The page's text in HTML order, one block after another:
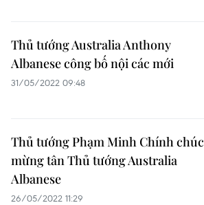
Thủ tướng Australia Anthony
Albanese công bố nội các mới
31/05/2022 09:48
Thủ tướng Phạm Minh Chính chúc
mừng tân Thủ tướng Australia
Albanese
26/05/2022 11:29